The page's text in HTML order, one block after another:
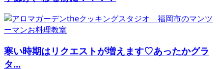
寒い時期はリクエストが増えます♡あったかグラ
タ...